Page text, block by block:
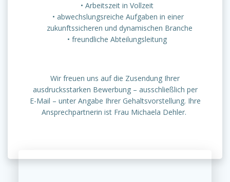
Arbeitszeit in Vollzeit
abwechslungsreiche Aufgaben in einer
zukunftssicheren und dynamischen Branche
freundliche Abteilungsleitung
Wir freuen uns auf die Zusendung Ihrer
ausdrucksstarken Bewerbung – ausschließlich per
E-Mail – unter Angabe Ihrer Gehaltsvorstellung. Ihre
Ansprechpartnerin ist Frau Michaela Dehler.